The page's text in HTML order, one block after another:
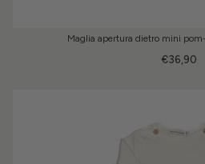
Maglia apertura dietro mini
€36,90